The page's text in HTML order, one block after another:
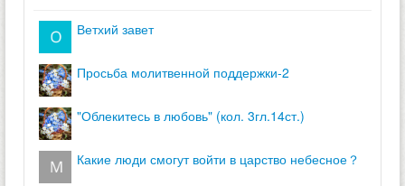
ветхий завет
просьба молитвенной поддержки-2
"облекитесь в любовь" (кол. 3гл.14ст.)
какие люди смогут войти в царство небесное？